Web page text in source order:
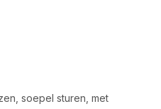
soepel sturen, met